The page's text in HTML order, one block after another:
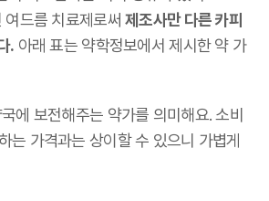
여드름 치료제로써제조사만 다른 카피
. 아래 표는 약학정보에서 제시한 약 가
에 보전해주는 약가를 의미해요. 소비
는 가격과는 상이할 수 있으니 가볍게